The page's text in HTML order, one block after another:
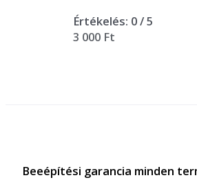
Értékelés: 0/ 5
3 000 Ft
Beeépítési garancia minden